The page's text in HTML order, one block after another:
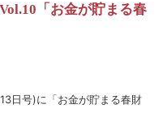
「お金が貯まる春
日号)に「お金が貯まる春財